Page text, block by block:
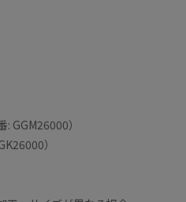
GGM26000）
）